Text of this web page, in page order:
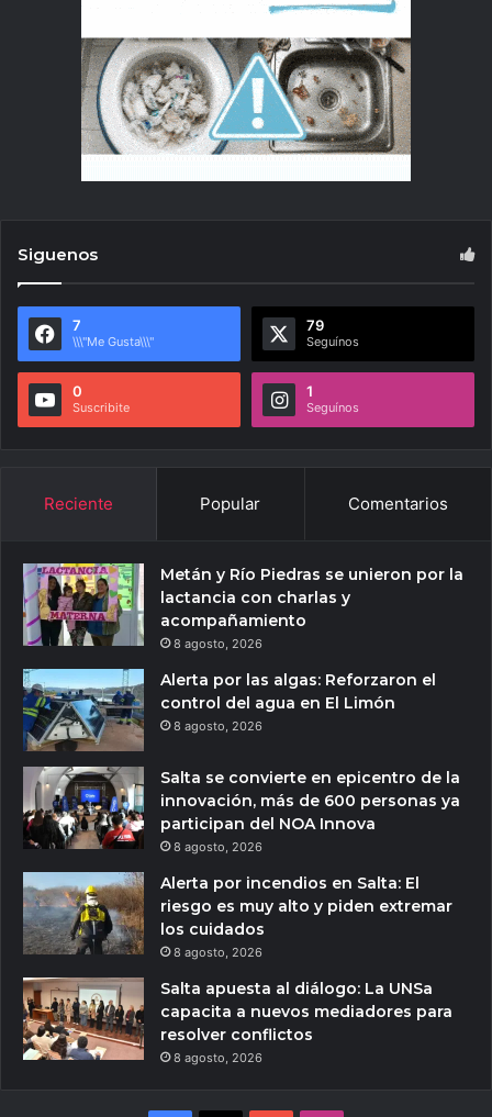
Siguenos
7
\\\"Me Gusta\\\"
79
Seguínos
0
Suscribite
1
Seguínos
Reciente Popular Comentarios
Metán y Río Piedras se unieron por la
lactancia con charlas y
acompañamiento
8 agosto, 2026
Alerta por las algas: Reforzaron el
control del agua en El Limón
8 agosto, 2026
Salta se convierte en epicentro de la
innovación, más de 600 personas ya
participan del NOA Innova
8 agosto, 2026
Alerta por incendios en Salta: El
riesgo es muy alto y piden extremar
los cuidados
8 agosto, 2026
Salta apuesta al diálogo: La UNSa
capacita a nuevos mediadores para
resolver conflictos
8 agosto, 2026